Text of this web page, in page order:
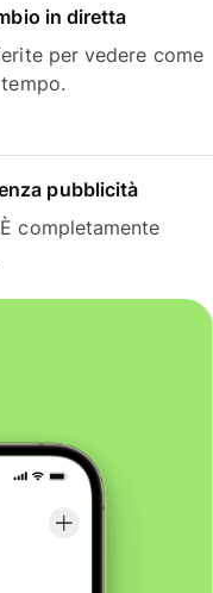
in diretta
per vedere come
pubblicità
completamente